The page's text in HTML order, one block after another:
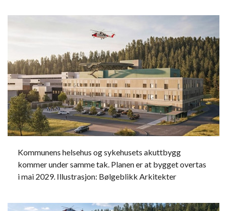
Kommunens helsehus og sykehusets akuttbygg
kommer under samme tak. Planen er at bygget overtas
i mai 2029. Illustrasjon: Bølgeblikk Arkitekter